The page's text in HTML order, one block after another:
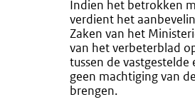
Indien het betrokken
verdient het
Zaken van het
van het verbeterblad
tussen de
geen machtiging van
brengen.